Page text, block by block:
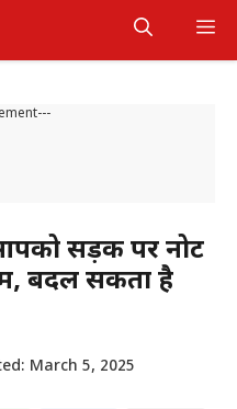
सड़क पर नोट
बदल सकता है
March 5, 2025